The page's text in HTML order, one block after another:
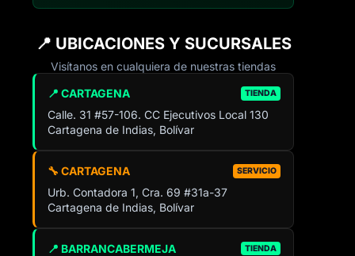
📍 UBICACIONES Y SUCURSALES
Visítanos en cualquiera de nuestras tiendas
📍 CARTAGENA TIENDA
Calle. 31 #57-106. CC Ejecutivos Local 130
Cartagena de Indias, Bolívar
🔧 CARTAGENA SERVICIO
Urb. Contadora 1, Cra. 69 #31a-37
Cartagena de Indias, Bolívar
📍 BARRANCABERMEJA TIENDA